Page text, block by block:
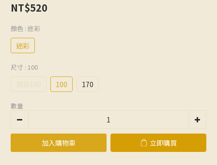
NT$520
顏色 : 迷彩
迷彩
尺寸 : 100
100 170
數量
加入購物車 立即購買